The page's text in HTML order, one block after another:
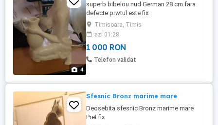
4
superb bibelou nud German 28 cm fara
defecte prwtul este fix
Timisoara, Timis
azi 01:28
1 000 RON
Telefon validat
Sfesnic Bronz marime mare
Deosebita sfesnic Bronz marime mare
Pret fix